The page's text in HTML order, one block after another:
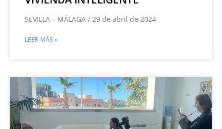
SEVILLA – MÁLAGA / 29 de abril de 2024
LEER MÁS »